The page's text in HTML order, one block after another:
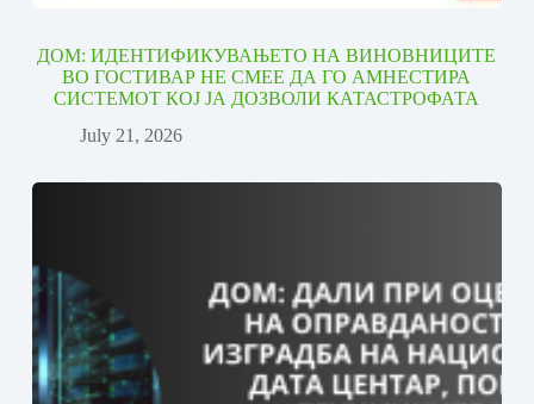
ДОМ: ИДЕНТИФИКУВАЊЕТО НА ВИНОВНИЦИТЕ
ВО ГОСТИВАР НЕ СМЕЕ ДА ГО АМНЕСТИРА
СИСТЕМОТ КОЈ ЈА ДОЗВОЛИ КАТАСТРОФАТА
July 21, 2026